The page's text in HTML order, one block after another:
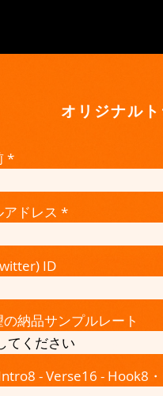
アドレス
ID
の納品サンプルレート
- Verse16 - Hook8
オリジナル